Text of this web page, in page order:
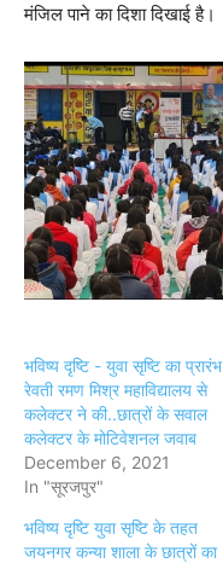
मंजिल पाने का दिशा दिखाई है।
भविष्य दृष्टि - युवा सृष्टि का प्रारंभ
रेवती रमण मिश्र महाविद्यालय से
कलेक्टर ने की..छात्रों के सवाल
कलेक्टर के मोटिवेशनल जवाब
December 6, 2021
In "सूरजपुर"
भविष्य दृष्टि युवा सृष्टि के तहत
जयनगर कन्या शाला के छात्रों का